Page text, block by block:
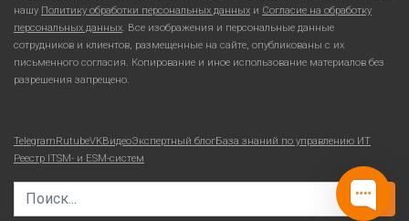
нашу Политику обработки персональных данных и Согласие на обработку
персональных данных. Все изображения и персональные данные
сотрудников и клиентов, размещенные на сайте, опубликованы с их
письменного согласия. Копирование и иное использование материалов без
разрешения запрещено.
TelegramRutubeVKВидеоЭкспертный блогБаза знаний по управлению ИТ
Реестр ITSM- и ESM-систем
Search for